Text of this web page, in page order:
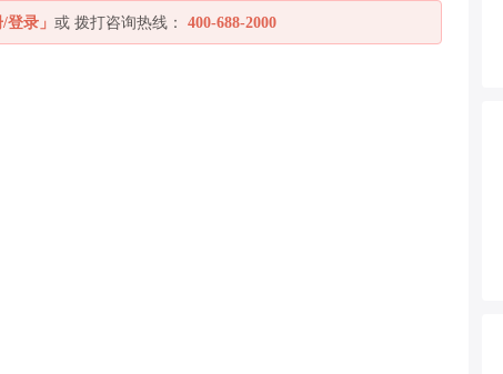
/登录」 或 拨打咨询热线： 400-688-2000